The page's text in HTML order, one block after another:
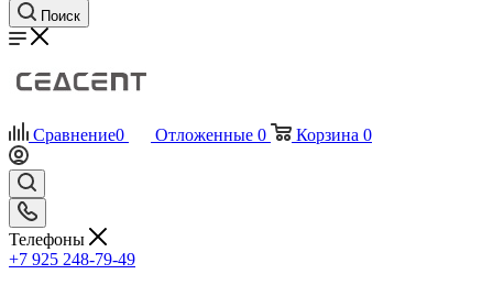
Поиск
Сравнение0 Отложенные 0 Корзина 0
Телефоны
+7 925 248-79-49